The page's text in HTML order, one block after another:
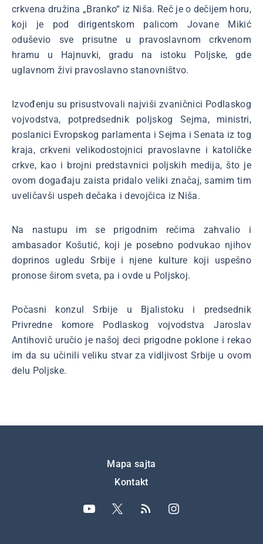
crkvena družina „Branko“ iz Niša. Reč je o dečijem horu,
koji je pod dirigentskom palicom Jovane Mikić
oduševio sve prisutne u pravoslavnom crkvenom
hramu u Hajnuvki, gradu na istoku Poljske, gde
uglavnom živi pravoslavno stanovništvo.
Izvođenju su prisustvovali najviši zvaničnici Podlaskog
vojvodstva, potpredsednik poljskog Sejma, ministri,
poslanici Evropskog parlamenta i Sejma i Senata iz tog
kraja, crkveni velikodostojnici pravoslavne i katoličke
crkve, kao i brojni predstavnici poljskih medija, što je
ovom događaju zaista pridalo veliki značaj, samim tim
uveličavši uspeh dečaka i devojčica iz Niša.
Na nastupu im se prigodnim rečima zahvalio i
ambasador Košutić, koji je posebno podvukao njihov
doprinos ugledu Srbije i njene kulture koji uspešno
pronose širom sveta, pa i ovde u Poljskoj.
Počasni konzul Srbije u Bjalistoku i predsednik
Privredne komore Podlaskog vojvodstva Jaroslav
Antihovič uručio je našoj deci prigodne poklone i rekao
im da su učinili veliku stvar za vidljivost Srbije u ovom
delu Poljske.
Mapa sajta
Kontakt